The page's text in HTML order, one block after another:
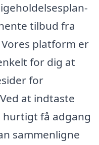
tilbud fra
platform er
for dig at
for
at indtaste
hurtigt få adgang
sammenligne